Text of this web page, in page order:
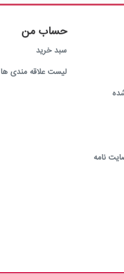
نامه
حساب من
سبد خرید
لیست علاقه مندی ها